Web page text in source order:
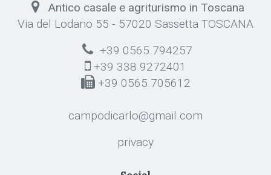
Antico casale e agriturismo in Toscana
Via del Lodano 55 - 57020 Sassetta TOSCANA
+39 0565.794257
+39 338.9272401
+39 0565.705612
campodicarlo@gmail.com
privacy